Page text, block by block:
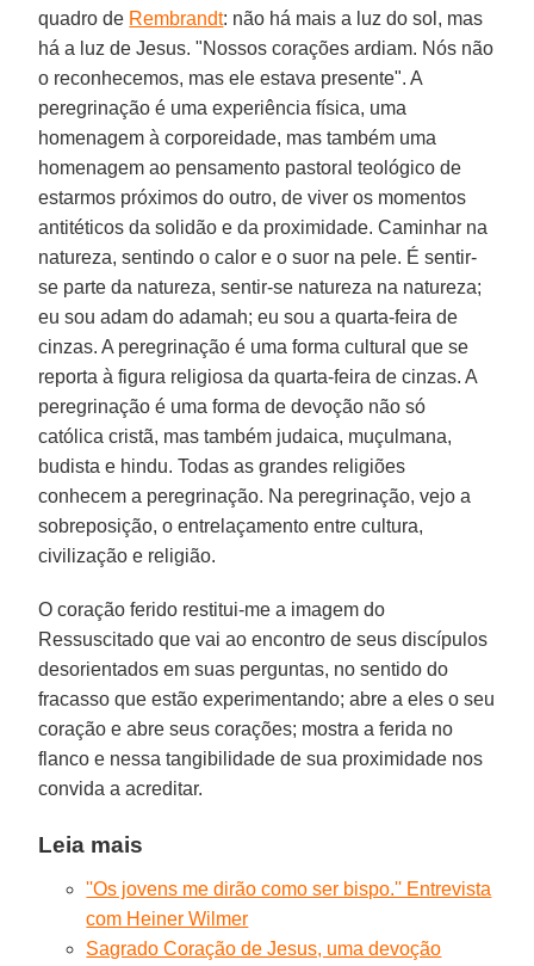
quadro de Rembrandt: não há mais a luz do sol, mas
há a luz de Jesus. "Nossos corações ardiam. Nós não
o reconhecemos, mas ele estava presente". A
peregrinação é uma experiência física, uma
homenagem à corporeidade, mas também uma
homenagem ao pensamento pastoral teológico de
estarmos próximos do outro, de viver os momentos
antitéticos da solidão e da proximidade. Caminhar na
natureza, sentindo o calor e o suor na pele. É sentir-
se parte da natureza, sentir-se natureza na natureza;
eu sou adam do adamah; eu sou a quarta-feira de
cinzas. A peregrinação é uma forma cultural que se
reporta à figura religiosa da quarta-feira de cinzas. A
peregrinação é uma forma de devoção não só
católica cristã, mas também judaica, muçulmana,
budista e hindu. Todas as grandes religiões
conhecem a peregrinação. Na peregrinação, vejo a
sobreposição, o entrelaçamento entre cultura,
civilização e religião.
O coração ferido restitui-me a imagem do
Ressuscitado que vai ao encontro de seus discípulos
desorientados em suas perguntas, no sentido do
fracasso que estão experimentando; abre a eles o seu
coração e abre seus corações; mostra a ferida no
flanco e nessa tangibilidade de sua proximidade nos
convida a acreditar.
Leia mais
''Os jovens me dirão como ser bispo.'' Entrevista
com Heiner Wilmer
Sagrado Coração de Jesus, uma devoção